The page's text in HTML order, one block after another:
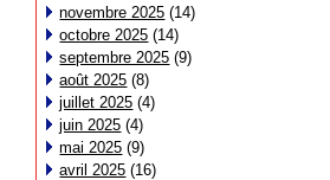
novembre 2025 (14)
octobre 2025 (14)
septembre 2025 (9)
août 2025 (8)
juillet 2025 (4)
juin 2025 (4)
mai 2025 (9)
avril 2025 (16)